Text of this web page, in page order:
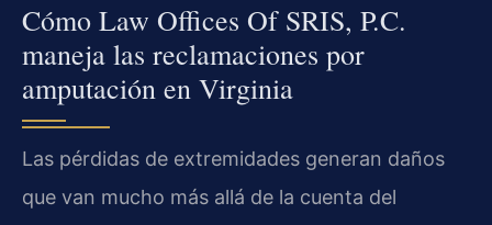
Cómo Law Offices Of SRIS, P.C.
maneja las reclamaciones por
amputación en Virginia
Las pérdidas de extremidades generan daños
que van mucho más allá de la cuenta del